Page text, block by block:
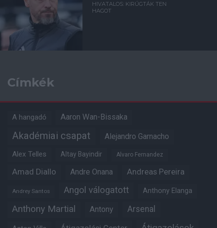
HIVATALOS: KIRÚGTÁK TEN
HAGOT
Címkék
A hangadó Aaron Wan-Bissaka
Akadémiai csapat Alejandro Garnacho
Alex Telles Altay Bayindir Alvaro Fernandez
Amad Diallo Andre Onana Andreas Pereira
Andrey Santos Angol válogatott Anthony Elanga
Anthony Martial Antony Arsenal